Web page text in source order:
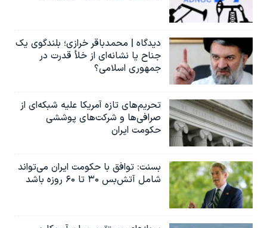
دیدگاه | محمدباقر خرازی؛ بلندگوی یک
جناح یا نشانه‌ای از خلأ قدرت در
جمهوری اسلامی؟
تحریم‌های تازه آمریکا علیه شبکه‌ای از
صرافی‌ها و شرکت‌های پوششی
حکومت ایران
بسنت: توافق با حکومت ایران می‌تواند
شامل آتش‌بس ۳۰ تا ۶۰ روزه باشد